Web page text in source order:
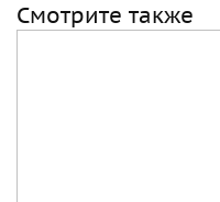
Смотрите также